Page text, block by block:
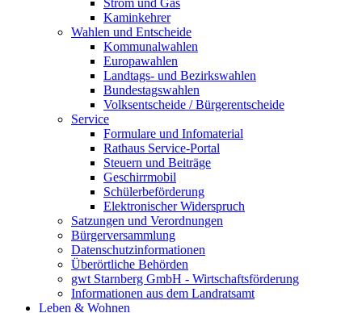
Strom und Gas
Kaminkehrer
Wahlen und Entscheide
Kommunalwahlen
Europawahlen
Landtags- und Bezirkswahlen
Bundestagswahlen
Volksentscheide / Bürgerentscheide
Service
Formulare und Infomaterial
Rathaus Service-Portal
Steuern und Beiträge
Geschirrmobil
Schülerbeförderung
Elektronischer Widerspruch
Satzungen und Verordnungen
Bürgerversammlung
Datenschutzinformationen
Überörtliche Behörden
gwt Starnberg GmbH - Wirtschaftsförderung
Informationen aus dem Landratsamt
Leben & Wohnen